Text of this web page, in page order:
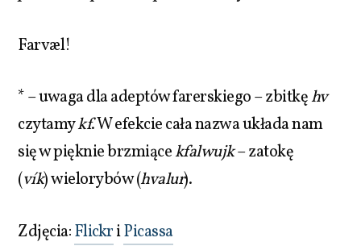
Farvæl!
* – uwaga dla adeptów farerskiego – zbitkęhv
czytamykf. W efekcie cała nazwa układa nam
się w pięknie brzmiącekfalwujk– zatokę
(vík) wielorybów (hvalur).
Zdjęcia:FlickriPicassa